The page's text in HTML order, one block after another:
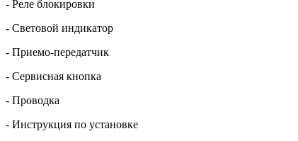
- Реле блокировки
- Световой индикатор
- Приемо-передатчик
- Сервисная кнопка
- Проводка
- Инструкция по установке